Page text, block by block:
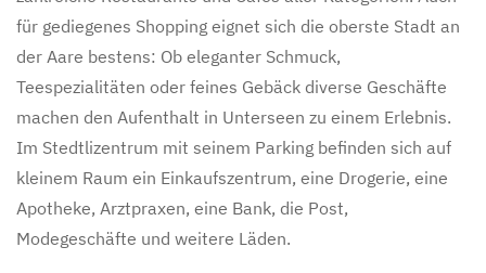
für gediegenes Shopping eignet sich die oberste Stadt an
der Aare bestens: Ob eleganter Schmuck,
Teespezialitäten oder feines Gebäck diverse Geschäfte
machen den Aufenthalt in Unterseen zu einem Erlebnis.
Im Stedtlizentrum mit seinem Parking befinden sich auf
kleinem Raum ein Einkaufszentrum, eine Drogerie, eine
Apotheke, Arztpraxen, eine Bank, die Post,
Modegeschäfte und weitere Läden.